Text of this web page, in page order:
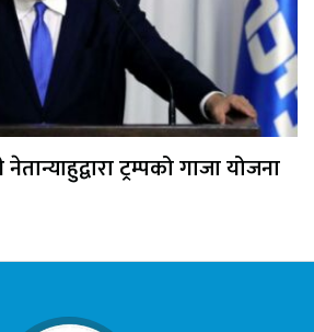
ट्रम्पको गाजा योजना